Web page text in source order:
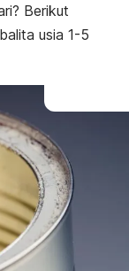
Berikut
usia 1-5